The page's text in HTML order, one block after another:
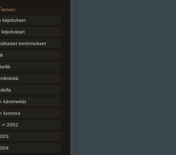
kirjoitukset
kertomukset
kämmekät
luontoa
> 2002